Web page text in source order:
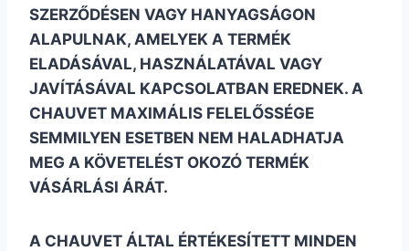
SZERZŐDÉSEN VAGY HANYAGSÁGON
ALAPULNAK, AMELYEK A TERMÉK
ELADÁSÁVAL, HASZNÁLATÁVAL VAGY
JAVÍTÁSÁVAL KAPCSOLATBAN EREDNEK. A
CHAUVET MAXIMÁLIS FELELŐSSÉGE
SEMMILYEN ESETBEN NEM HALADHATJA
MEG A KÖVETELÉST OKOZÓ TERMÉK
VÁSÁRLÁSI ÁRÁT.
A CHAUVET ÁLTAL ÉRTÉKESÍTETT MINDEN